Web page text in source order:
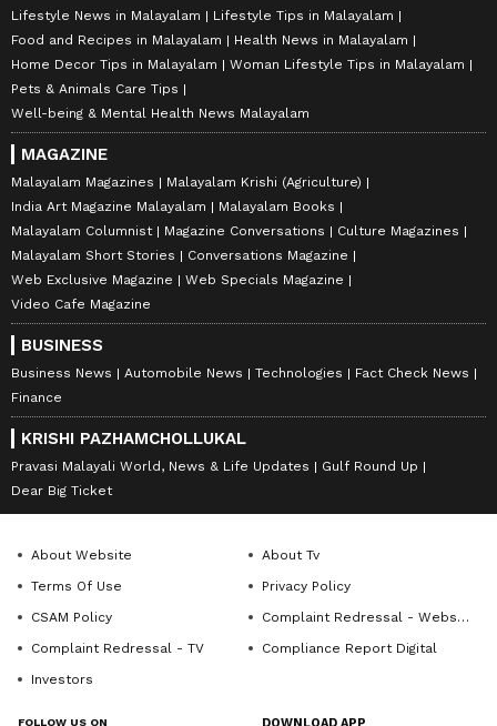
Lifestyle News in Malayalam
Lifestyle Tips in Malayalam
Food and Recipes in Malayalam
Health News in Malayalam
Home Decor Tips in Malayalam
Woman Lifestyle Tips in Malayalam
Pets & Animals Care Tips
Well-being & Mental Health News Malayalam
MAGAZINE
Malayalam Magazines
Malayalam Krishi (Agriculture)
India Art Magazine Malayalam
Malayalam Books
Malayalam Columnist
Magazine Conversations
Culture Magazines
Malayalam Short Stories
Conversations Magazine
Web Exclusive Magazine
Web Specials Magazine
Video Cafe Magazine
BUSINESS
Business News Automobile News Technologies
Fact Check News
Finance
KRISHI PAZHAMCHOLLUKAL
Pravasi Malayali World, News & Life Updates
Gulf Round Up
Dear Big Ticket
About Website
About Tv
Terms Of Use
Privacy Policy
CSAM Policy
Complaint Redressal - Website
Complaint Redressal - TV
Compliance Report Digital
Investors
FOLLOW US ON DOWNLOAD APP